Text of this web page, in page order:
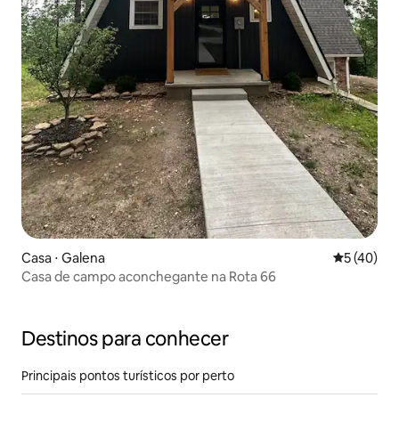
Casa ⋅ Galena 5 de uma
5 (40)
Casa de campo aconchegante na Rota 66
Destinos para conhecer
Principais pontos turísticos por perto